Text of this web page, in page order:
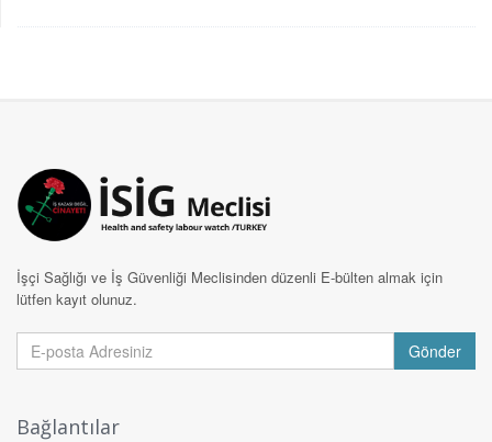
İşçi Sağlığı ve İş Güvenliği Meclisinden düzenli E-bülten almak için
lütfen kayıt olunuz.
Gönder
Bağlantılar